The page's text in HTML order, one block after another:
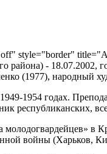
style="border"
района) - 18.07.2002,
(1977), народный
1954 годах.
республиканских,
войны (Харьков,